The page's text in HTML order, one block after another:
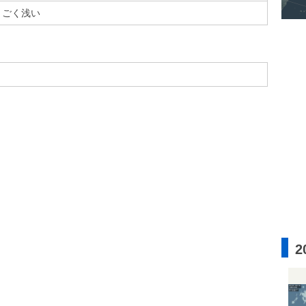
ごく浅い